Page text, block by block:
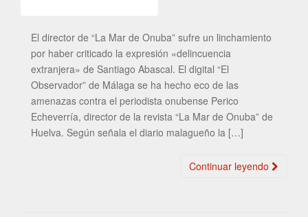
El director de “La Mar de Onuba” sufre un linchamiento
por haber criticado la expresión «delincuencia
extranjera» de Santiago Abascal. El digital “El
Observador” de Málaga se ha hecho eco de las
amenazas contra el periodista onubense Perico
Echeverría, director de la revista “La Mar de Onuba” de
Huelva. Según señala el diario malagueño la […]
Continuar leyendo